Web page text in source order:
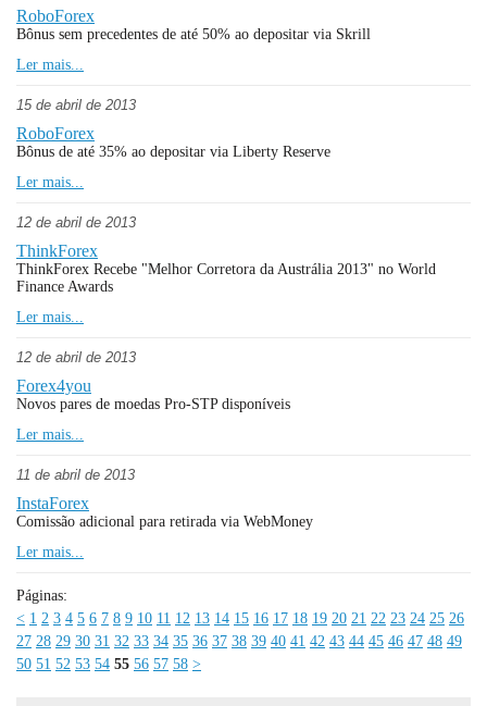
RoboForex
Bônus sem precedentes de até 50% ao depositar via Skrill
Ler mais...
15 de abril de 2013
RoboForex
Bônus de até 35% ao depositar via Liberty Reserve
Ler mais...
12 de abril de 2013
ThinkForex
ThinkForex Recebe "Melhor Corretora da Austrália 2013" no World
Finance Awards
Ler mais...
12 de abril de 2013
Forex4you
Novos pares de moedas Pro-STP disponíveis
Ler mais...
11 de abril de 2013
InstaForex
Comissão adicional para retirada via WebMoney
Ler mais...
Páginas:
< 1 2 3 4 5 6 7 8 9 10 11 12 13 14 15 16 17 18 19 20 21 22 23 24 25 26
27 28 29 30 31 32 33 34 35 36 37 38 39 40 41 42 43 44 45 46 47 48 49
50 51 52 53 54 55 56 57 58 >